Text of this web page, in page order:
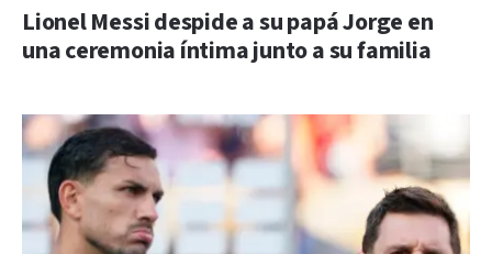
Lionel Messi despide a su papá Jorge en
una ceremonia íntima junto a su familia